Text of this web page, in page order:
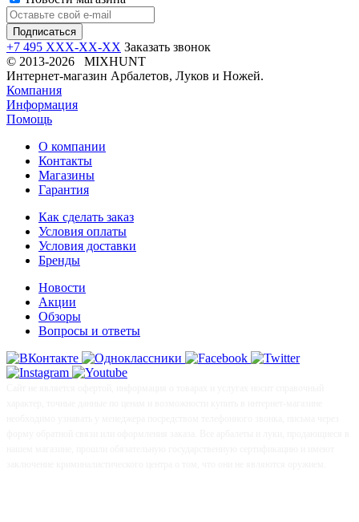
+7 495 XXX-XX-XX Заказать звонок
© 2013-2026 MIXHUNT
Интернет-магазин Арбалетов, Луков и Ножей.
Компания
Информация
Помощь
О компании
Контакты
Магазины
Гарантия
Как сделать заказ
Условия оплаты
Условия доставки
Бренды
Новости
Акции
Обзоры
Вопросы и ответы